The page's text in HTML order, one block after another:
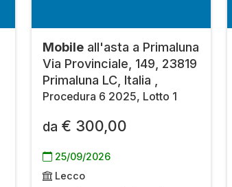
Mobile all'asta a Primaluna
Via Provinciale, 149, 23819
Primaluna LC, Italia ,
Procedura 6 2025, Lotto 1
da € 300,00
25/09/2026
Lecco